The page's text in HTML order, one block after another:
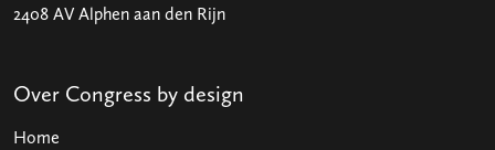
2408 AV Alphen aan den Rijn
Over Congress by design
Home